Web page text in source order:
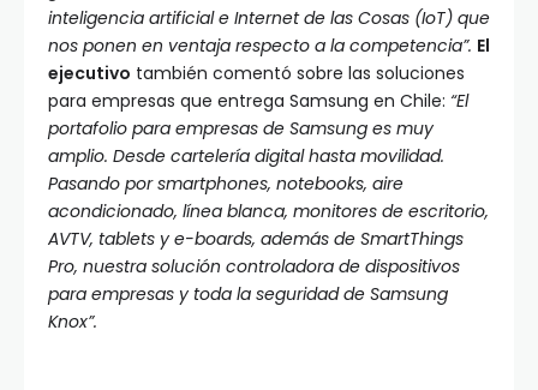
inteligencia artificial e Internet de las Cosas (IoT) que
nos ponen en ventaja respecto a la competencia”. El
ejecutivo también comentó sobre las soluciones
para empresas que entrega Samsung en Chile: “El
portafolio para empresas de Samsung es muy
amplio. Desde cartelería digital hasta movilidad.
Pasando por smartphones, notebooks, aire
acondicionado, línea blanca, monitores de escritorio,
AVTV, tablets y e-boards, además de SmartThings
Pro, nuestra solución controladora de dispositivos
para empresas y toda la seguridad de Samsung
Knox”.